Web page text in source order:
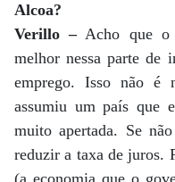
Alcoa?
Verillo –Acho que o
melhor nessa parte de
emprego. Isso não é
assumiu um país que
muito apertada. Se
reduzir a taxa de juros.
(a economia que o